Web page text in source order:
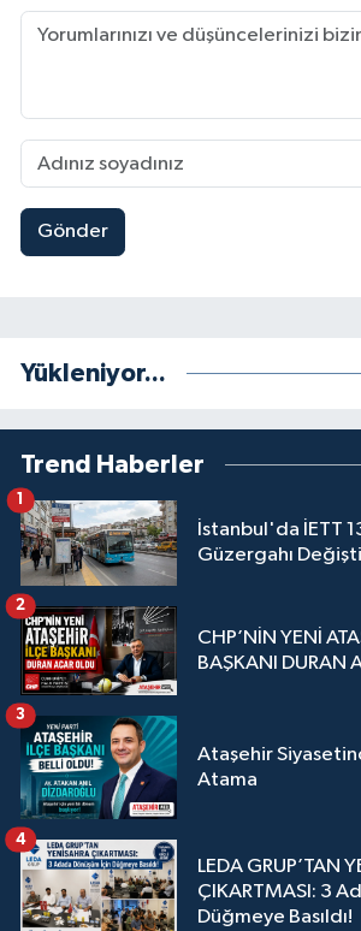
Gönder
Yükleniyor...
Trend Haberler
İstanbul'da İETT
Güzergahı Değişti
1
CHP’NİN YENİ
BAŞKANI DURAN
2
Ataşehir
Atama
3
LEDA GRUP’TAN
ÇIKARTMASI: 3
Düğmeye Basıldı!
4